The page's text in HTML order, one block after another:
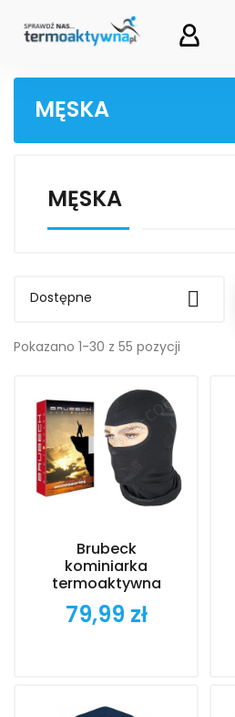
MĘSKA
MĘSKA
Dostępne 
Pokazano 1-30 z 55 pozycji
Brubeck
kominiarka
termoaktywna
Cena
79,99 zł